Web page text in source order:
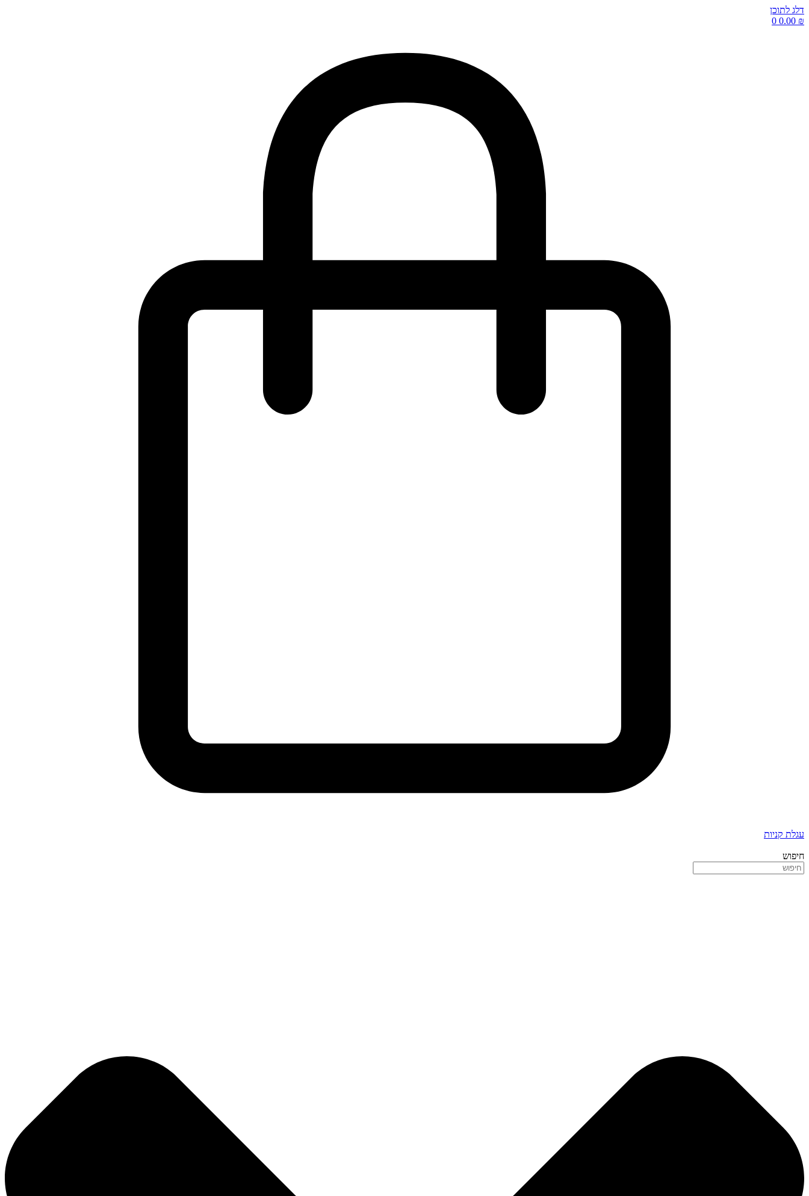
דלג לתוכן
0.00 ₪
0
עגלת קניות
חיפוש